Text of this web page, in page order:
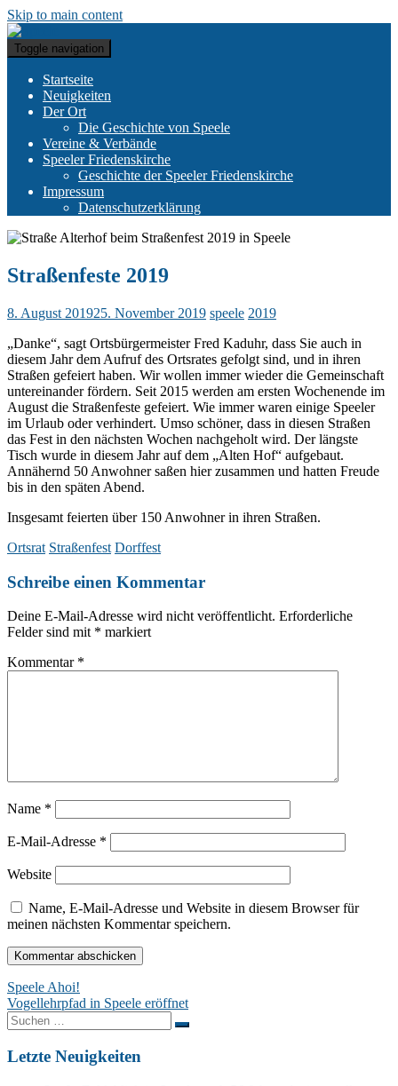
Skip to main content
Toggle navigation
Startseite
Neuigkeiten
Der Ort
Die Geschichte von Speele
Vereine & Verbände
Speeler Friedenskirche
Geschichte der Speeler Friedenskirche
Impressum
Datenschutzerklärung
Straßenfeste 2019
8. August 201925. November 2019 speele 2019
„Danke“, sagt Ortsbürgermeister Fred Kaduhr, dass Sie auch in
diesem Jahr dem Aufruf des Ortsrates gefolgt sind, und in ihren
Straßen gefeiert haben. Wir wollen immer wieder die Gemeinschaft
untereinander fördern. Seit 2015 werden am ersten Wochenende im
August die Straßenfeste gefeiert. Wie immer waren einige Speeler
im Urlaub oder verhindert. Umso schöner, dass in diesen Straßen
das Fest in den nächsten Wochen nachgeholt wird. Der längste
Tisch wurde in diesem Jahr auf dem „Alten Hof“ aufgebaut.
Annähernd 50 Anwohner saßen hier zusammen und hatten Freude
bis in den späten Abend.
Insgesamt feierten über 150 Anwohner in ihren Straßen.
Ortsrat Straßenfest Dorffest
Schreibe einen Kommentar
Deine E-Mail-Adresse wird nicht veröffentlicht. Erforderliche
Felder sind mit * markiert
Kommentar *
Name *
E-Mail-Adresse *
Website
Name, E-Mail-Adresse und Website in diesem Browser für
meinen nächsten Kommentar speichern.
Beitragsnavigation
Speele Ahoi!
Vogellehrpfad in Speele eröffnet
Suchen
nach:
Letzte Neuigkeiten